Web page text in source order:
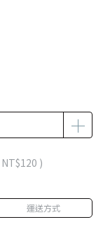
NT$120 )
運送方式